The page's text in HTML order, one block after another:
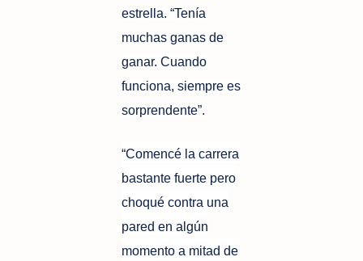
estrella. “Tenía
muchas ganas de
ganar. Cuando
funciona, siempre es
sorprendente”.
“Comencé la carrera
bastante fuerte pero
choqué contra una
pared en algún
momento a mitad de